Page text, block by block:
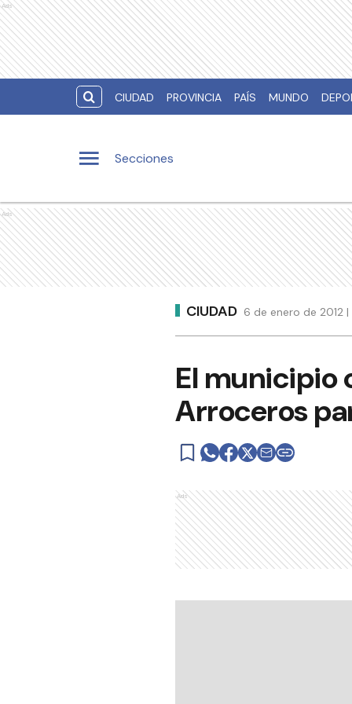
Ads
CIUDAD PROVINCIA PAÍS MUNDO
Secciones
Ads
CIUDAD 6 de enero de 2012
El municipio
Arroceros
Ads